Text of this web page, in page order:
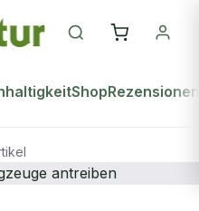
ShopRezensionen